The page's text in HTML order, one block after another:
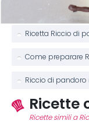
Ricetta Riccio di
Come preparare
Riccio di pandoro
Ricette
Ricette simili a